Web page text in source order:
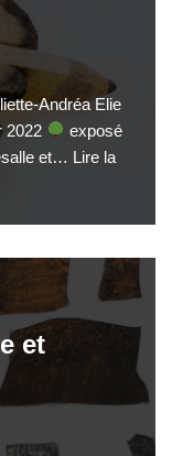
Andréa Elie
2022
exposé
et… Lire la
et